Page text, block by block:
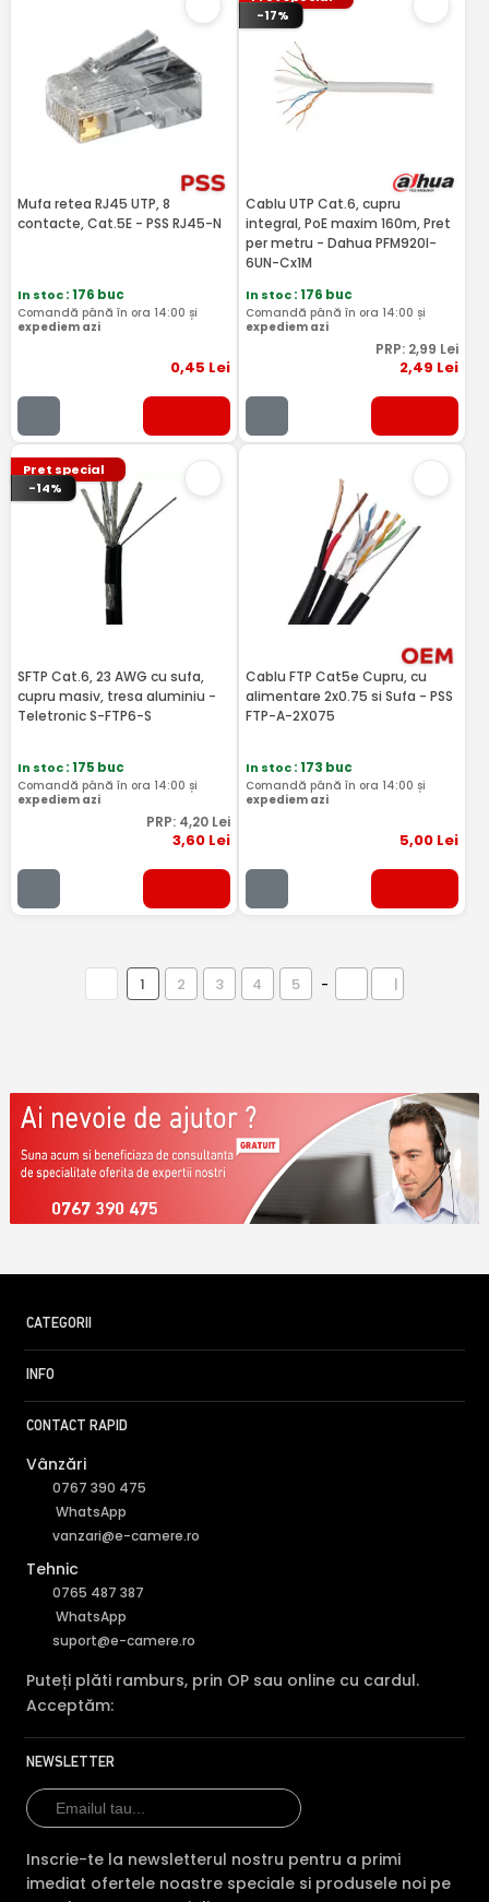
Mufa retea RJ45 UTP, 8
contacte, Cat.5E - PSS RJ45-N
In stoc: 176 buc
Comandă până în ora 14:00 și
expediem azi
0,45 Lei
-17%
Cablu UTP Cat.6, cupru
integral, PoE maxim 160m, Pret
per metru - Dahua PFM920I-
6UN-Cx1M
In stoc: 176 buc
Comandă până în ora 14:00 și
expediem azi
PRP: 2,99 Lei
2,49 Lei
Pret special
-14%
SFTP Cat.6, 23 AWG cu sufa,
cupru masiv, tresa aluminiu -
Teletronic S-FTP6-S
In stoc: 175 buc
Comandă până în ora 14:00 și
expediem azi
PRP: 4,20Lei
3,60Lei
Cablu FTP Cat5e Cupru, cu
alimentare 2x0.75 si Sufa - PSS
FTP-A-2X075
In stoc: 173 buc
Comandă până în ora 14:00 și
expediem azi
5,00 Lei
1 2 3 4 5 - |
0767 390 475
CATEGORII
INFO
CONTACT RAPID
Vânzări
0767 390 475
WhatsApp
vanzari@e-camere.ro
Tehnic
0765 487 387
WhatsApp
suport@e-camere.ro
Puteți plăti ramburs, prin OP sau online cu cardul.
Acceptăm:
NEWSLETTER
Inscrie-te la newsletterul nostru pentru a primi
imediat ofertele noastre speciale si produsele noi pe